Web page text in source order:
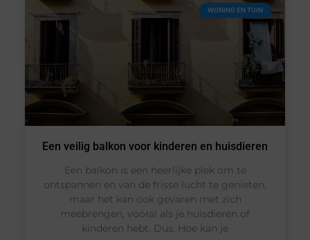
WONING EN TUIN
Een veilig balkon voor kinderen en huisdieren
Een balkon is een heerlijke plek om te
ontspannen en van de frisse lucht te genieten,
maar het kan ook gevaren met zich
meebrengen, vooral als je huisdieren of
kinderen hebt. Dus, Hoe kan je